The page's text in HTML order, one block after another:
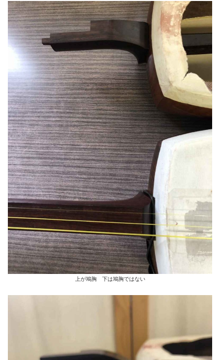
上が鳩胸 下は鳩胸ではない